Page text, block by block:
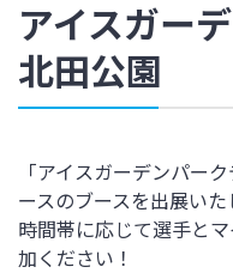
アイスガー
北田公園
「アイスガーデンパー
ースのブースを出展いた
時間帯に応じて選手と
加ください！